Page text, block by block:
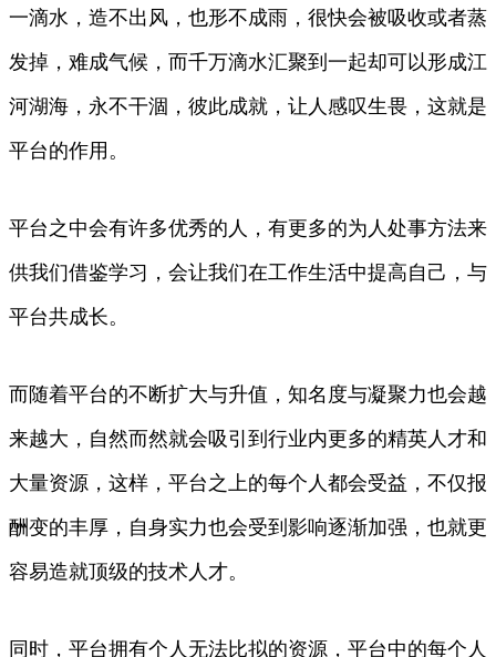
一滴水，造不出风，也形不成雨，很快会被吸收或者蒸
发掉，难成气候，而千万滴水汇聚到一起却可以形成江
河湖海，永不干涸，彼此成就，让人感叹生畏，这就是
平台的作用。
平台之中会有许多优秀的人，有更多的为人处事方法来
供我们借鉴学习，会让我们在工作生活中提高自己，与
平台共成长。
而随着平台的不断扩大与升值，知名度与凝聚力也会越
来越大，自然而然就会吸引到行业内更多的精英人才和
大量资源，这样，平台之上的每个人都会受益，不仅报
酬变的丰厚，自身实力也会受到影响逐渐加强，也就更
容易造就顶级的技术人才。
同时，平台拥有个人无法比拟的资源，平台中的每个人